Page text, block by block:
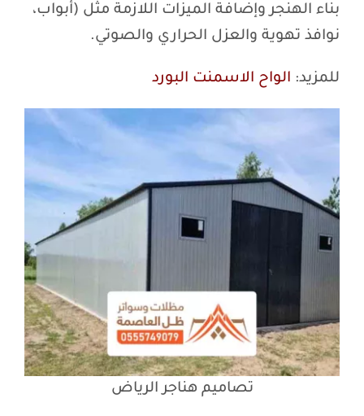
بناء الهنجر وإضافة الميزات اللازمة مثل (أبواب،
نوافذ تهوية والعزل الحراري والصوتي.
للمزيد: الواح الاسمنت البورد
تصاميم هناجر الرياض